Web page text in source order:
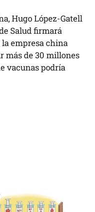
Hugo López-Gatell
Salud firmará
empresa china
más de 30 millones
vacunas podría